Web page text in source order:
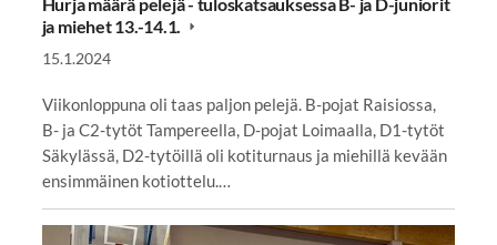
ja miehet 13.-14.1.
15.1.2024
Viikonloppuna oli taas paljon pelejä. B-pojat Raisiossa,
B- ja C2-tytöt Tampereella, D-pojat Loimaalla, D1-tytöt
Säkylässä, D2-tytöillä oli kotiturnaus ja miehillä kevään
ensimmäinen kotiottelu.…